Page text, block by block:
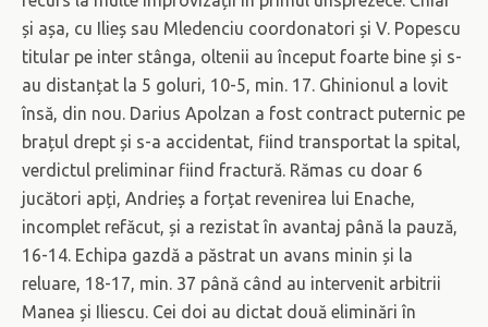
și așa, cu Ilieș sau Mledenciu coordonatori și V. Popescu
titular pe inter stânga, oltenii au început foarte bine și s-
au distanțat la 5 goluri, 10-5, min. 17. Ghinionul a lovit
însă, din nou. Darius Apolzan a fost contract puternic pe
brațul drept și s-a accidentat, fiind transportat la spital,
verdictul preliminar fiind fractură. Rămas cu doar 6
jucători apți, Andrieș a forțat revenirea lui Enache,
incomplet refăcut, și a rezistat în avantaj până la pauză,
16-14. Echipa gazdă a păstrat un avans minin și la
reluare, 18-17, min. 37 până când au intervenit arbitrii
Manea și Iliescu. Cei doi au dictat două eliminări în